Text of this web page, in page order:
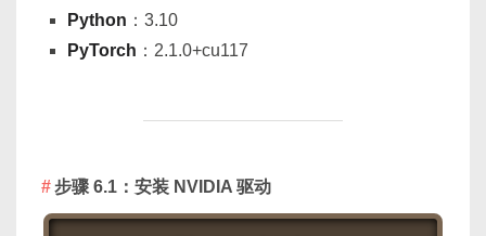
Python ：3.10
PyTorch ：2.1.0+cu117
步骤 6.1：安装 NVIDIA 驱动